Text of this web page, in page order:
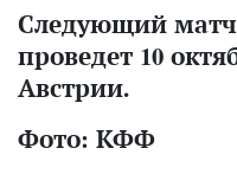
Следующий матч
проведет 10
Австрии.
Фото: КФФ